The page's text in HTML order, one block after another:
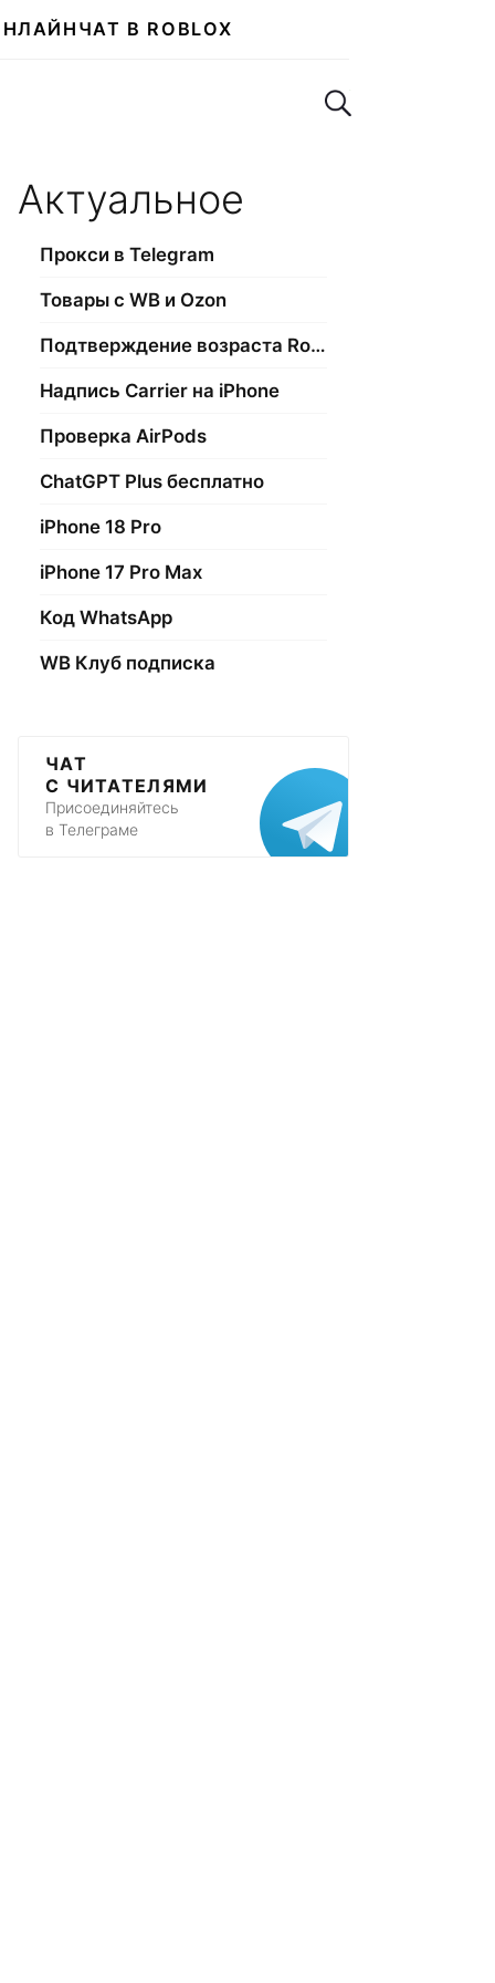
ЧАТ В ROBLOX
Поиск по сайту
Актуальное
Прокси в Telegram
Товары с WB и Ozon
Подтверждение возраста Roblox
Надпись Carrier на iPhone
Проверка AirPods
ChatGPT Plus бесплатно
iPhone 18 Pro
iPhone 17 Pro Max
Код WhatsApp
WB Клуб подписка
ЧАТ
С ЧИТАТЕЛЯМИ
Присоединяйтесь
в Телеграме